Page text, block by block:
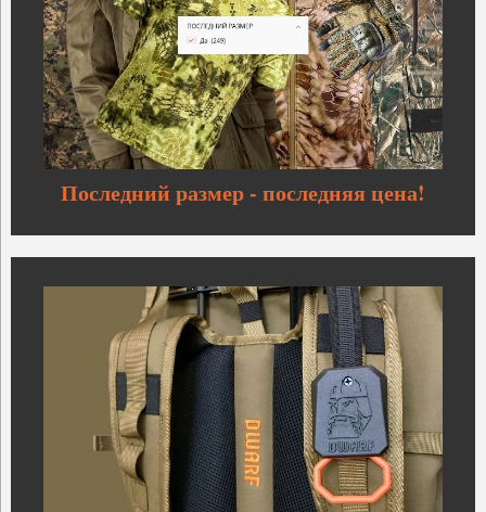
Последний размер - последняя цена!